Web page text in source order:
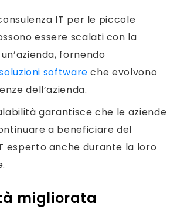
IT per le piccole
essere scalati con la
fornendo
software che evolvono
dell’azienda.
garantisce che le aziende
a beneficiare del
esperto anche durante la loro
migliorata